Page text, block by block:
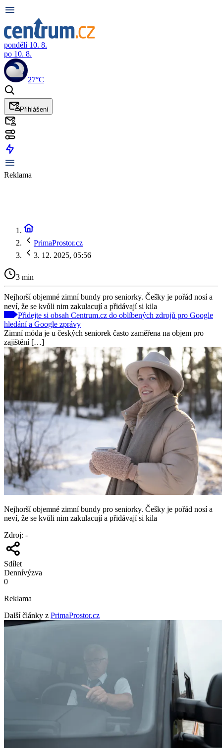
pondělí 10. 8.
po 10. 8.
27°C
Přihlášení
Reklama
PrimaProstor.cz
3. 12. 2025, 05:56
3 min
Nejhorší objemné zimní bundy pro seniorky. Češky je pořád nosí a
neví, že se kvůli nim zakulacují a přidávají si kila
Přidejte si obsah Centrum.cz do oblíbených zdrojů pro Google
hledání a Google zprávy
Zimní móda je u českých seniorek často zaměřena na objem pro
zajištění […]
Nejhorší objemné zimní bundy pro seniorky. Češky je pořád nosí a
neví, že se kvůli nim zakulacují a přidávají si kila
Zdroj: -
Sdílet
Dennívýzva
0
Reklama
Další články z PrimaProstor.cz